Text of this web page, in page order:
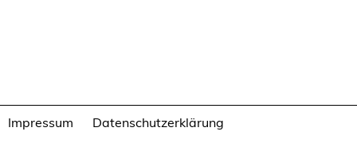
Impressum Datenschutzerklärung